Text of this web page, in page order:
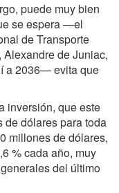
puede muy bien
se espera —el
de Transporte
Alexandre de Juniac,
a 2036— evita que
inversión, que este
de dólares para toda
millones de dólares,
% cada año, muy
del último